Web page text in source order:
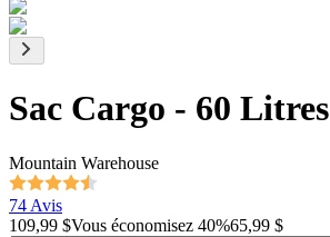
Sac Cargo - 60 Litres
Mountain Warehouse
74 Avis
109,99 $Vous économisez 40%65,99 $